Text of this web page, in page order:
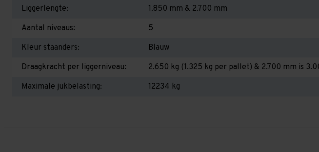
Liggerlengte:
1.850 mm & 2.700 mm
Aantal niveaus:
5
Kleur staanders:
Blauw
Draagkracht per liggerniveau:
2.650 kg (1.325 kg per pallet) & 2.700 mm is
Maximale jukbelasting:
12234 kg